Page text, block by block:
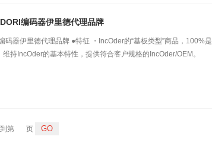
编码器伊里德代理品牌
码器伊里德代理品牌 ●特征 ・IncOder的“基板类型”商品，100%是
持IncOder的基本特性，提供符合客户规格的IncOder/OEM。
第 页